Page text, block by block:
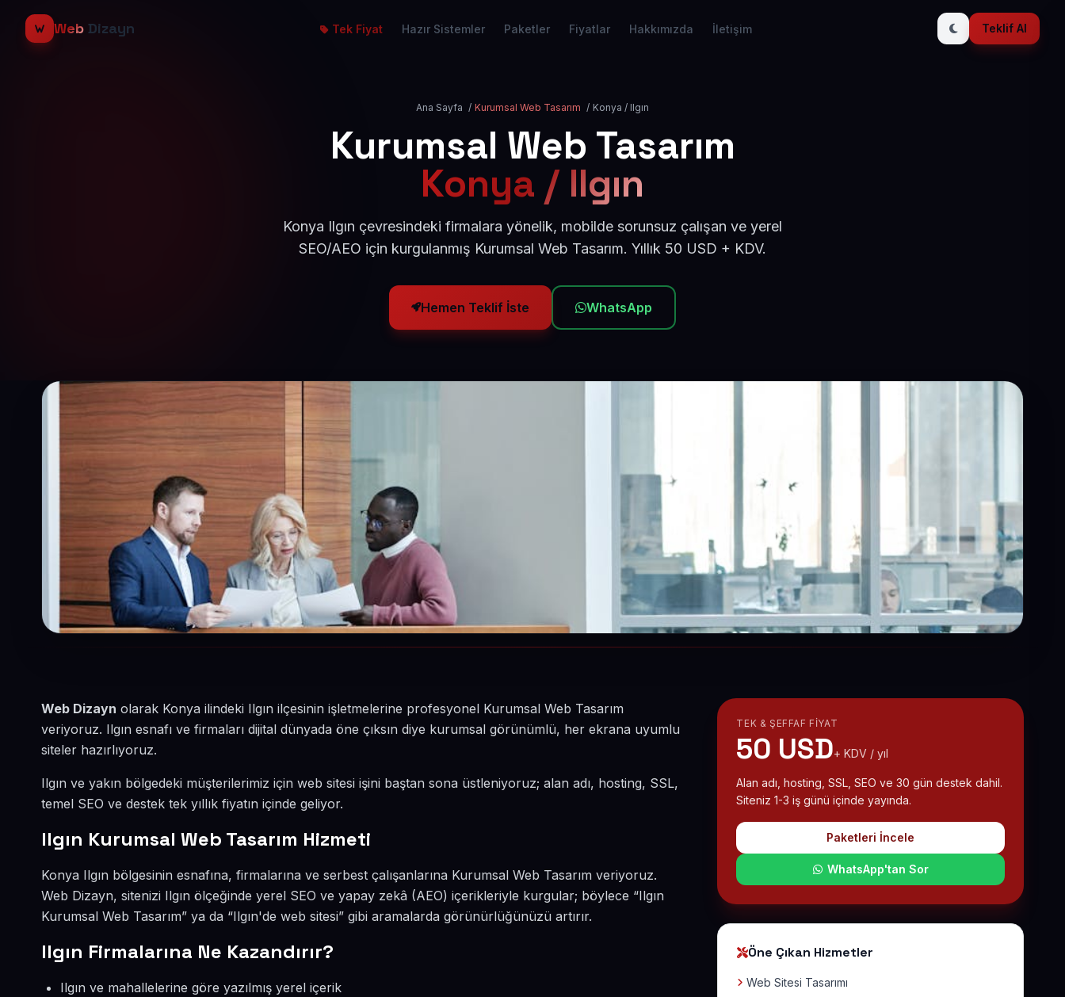
Web Dizayn Tek Fiyat Hazır Sistemler Paketler Fiyatlar Hakkımızda İletişim Teklif Al
Ana Sayfa / Kurumsal Web Tasarım / Konya / Ilgın
Kurumsal Web Tasarım
Konya / Ilgın
Konya Ilgın çevresindeki firmalara yönelik, mobilde sorunsuz çalışan ve yerel
SEO/AEO için kurgulanmış Kurumsal Web Tasarım. Yıllık 50 USD + KDV.
Hemen Teklif İste WhatsApp
Web Dizayn olarak Konya ilindeki Ilgın ilçesinin işletmelerine profesyonel Kurumsal Web Tasarım
veriyoruz. Ilgın esnafı ve firmaları dijital dünyada öne çıksın diye kurumsal görünümlü, her ekrana uyumlu
siteler hazırlıyoruz.
Ilgın ve yakın bölgedeki müşterilerimiz için web sitesi işini baştan sona üstleniyoruz; alan adı, hosting, SSL,
temel SEO ve destek tek yıllık fiyatın içinde geliyor.
Ilgın Kurumsal Web Tasarım Hizmeti
Konya Ilgın bölgesinin esnafına, firmalarına ve serbest çalışanlarına Kurumsal Web Tasarım veriyoruz.
Web Dizayn, sitenizi Ilgın ölçeğinde yerel SEO ve yapay zekâ (AEO) içerikleriyle kurgular; böylece “Ilgın
Kurumsal Web Tasarım” ya da “Ilgın'de web sitesi” gibi aramalarda görünürlüğünüzü artırır.
Ilgın Firmalarına Ne Kazandırır?
Ilgın ve mahallelerine göre yazılmış yerel içerik
TEK & ŞEFFAF FIYAT
50 USD+ KDV / yıl
Alan adı, hosting, SSL, SEO ve 30 gün destek dahil.
Siteniz 1-3 iş günü içinde yayında.
Paketleri İncele
WhatsApp'tan Sor
Öne Çıkan Hizmetler
Web Sitesi Tasarımı